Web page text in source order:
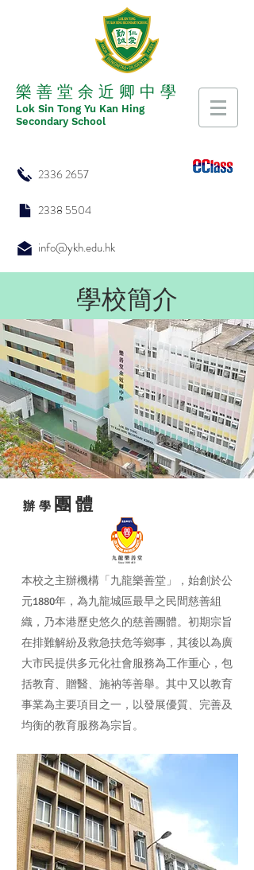
​​樂 善 堂 余 近 卿 中 學
​​Lok Sin Tong Yu Kan Hing
Secondary School
2336 2657
2338 5504
info@ykh.edu.hk
學校簡介
本校之主辦機構「九龍樂善堂」，始創於公
元1880年，為九龍城區最早之民間慈善組
織，乃本港歷史悠久的慈善團體。初期宗旨
在排難解紛及救急扶危等鄉事，其後以為廣
大市民提供多元化社會服務為工作重心，包
括教育、贈醫、施衲等善舉。其中又以教育
事業為主要項目之一，以發展優質、完善及
均衡的教育服務為宗旨。
辦學 團體